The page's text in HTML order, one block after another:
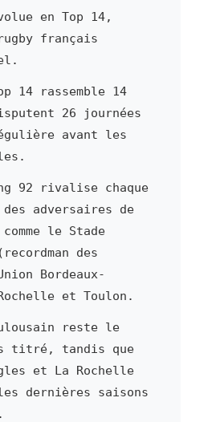
en Top 14,
français
14 rassemble 14
26 journées
avant les
92 rivalise chaque
adversaires de
le Stade
des
Bordeaux-
et Toulon.
reste le
titré, tandis que
et La Rochelle
dernières saisons